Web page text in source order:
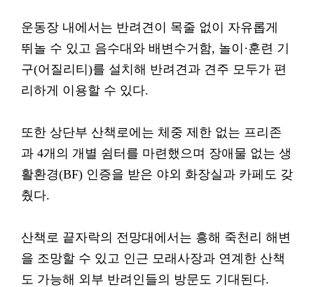
운동장 내에서는 반려견이 목줄 없이 자유롭게
뛰놀 수 있고 음수대와 배변수거함, 놀이·훈련 기
구(어질리티)를 설치해 반려견과 견주 모두가 편
리하게 이용할 수 있다.
또한 상단부 산책로에는 체중 제한 없는 프리존
과 4개의 개별 쉼터를 마련했으며 장애물 없는 생
활환경(BF) 인증을 받은 야외 화장실과 카페도 갖
췄다.
산책로 끝자락의 전망대에서는 흥해 죽천리 해변
을 조망할 수 있고 인근 모래사장과 연계한 산책
도 가능해 외부 반려인들의 방문도 기대된다.